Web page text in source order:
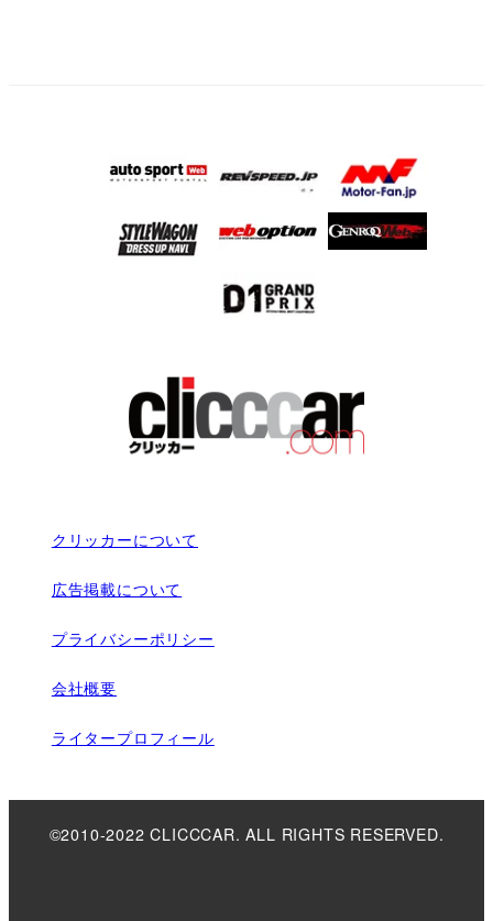
クリッカーについて
広告掲載について
プライバシーポリシー
会社概要
ライタープロフィール
©2010-2022 CLICCCAR. ALL RIGHTS RESERVED.